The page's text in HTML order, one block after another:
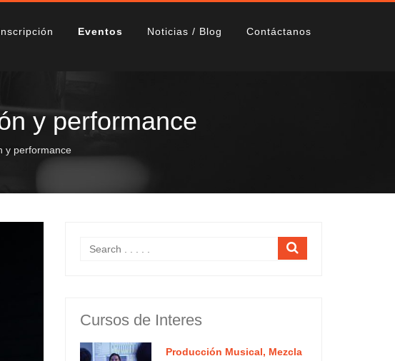
Eventos Noticias / Blog Contáctanos
y performance
y performance
Cursos de Interes
Producción Musical, Mezcla